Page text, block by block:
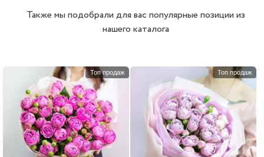
Также мы подобрали для вас популярные позиции из
нашего каталога
Топ продаж Топ продаж